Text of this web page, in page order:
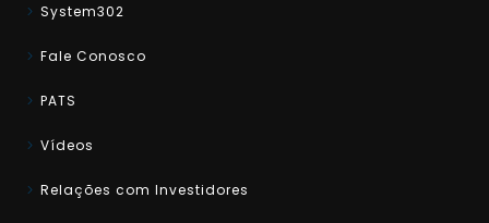
System302
Fale Conosco
PATS
Vídeos
Relações com Investidores